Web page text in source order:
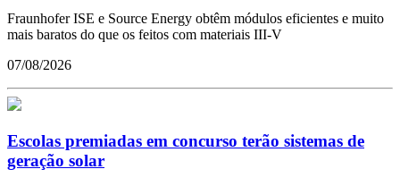
Fraunhofer ISE e Source Energy obtêm módulos eficientes e muito
mais baratos do que os feitos com materiais III-V
07/08/2026
Escolas premiadas em concurso terão sistemas de
geração solar